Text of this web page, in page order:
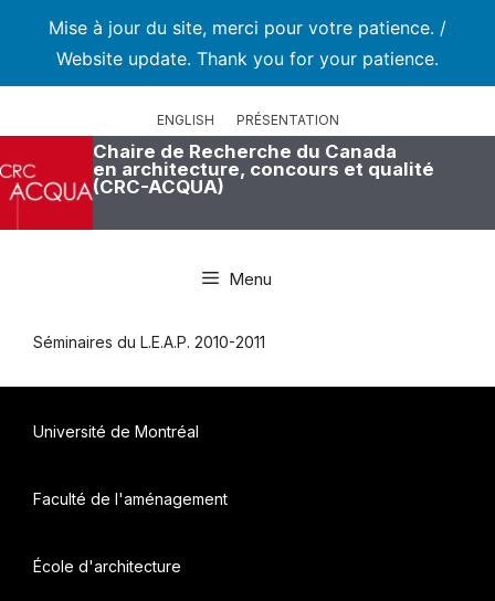
Mise à jour du site, merci pour votre patience. /
Website update. Thank you for your patience.
ENGLISH PRÉSENTATION
Chaire de Recherche du Canada
en architecture, concours et qualité
(CRC-ACQUA)
Menu
Séminaires du L.E.A.P. 2010-2011
Université de Montréal
Faculté de l'aménagement
École d'architecture